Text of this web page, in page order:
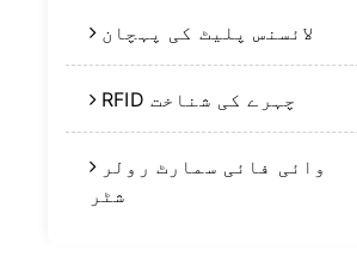
لائسنس پلیٹ کی پہچان
RFID چہرے کی شناخت
وائی فائی سمارٹ رولر
شٹر